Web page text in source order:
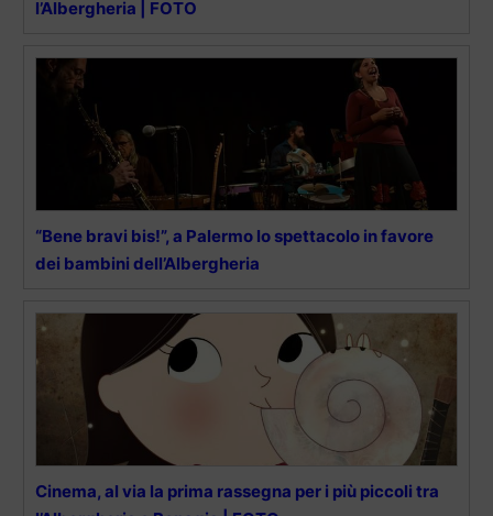
l’Albergheria | FOTO
“Bene bravi bis!”, a Palermo lo spettacolo in favore
dei bambini dell’Albergheria
Cinema, al via la prima rassegna per i più piccoli tra